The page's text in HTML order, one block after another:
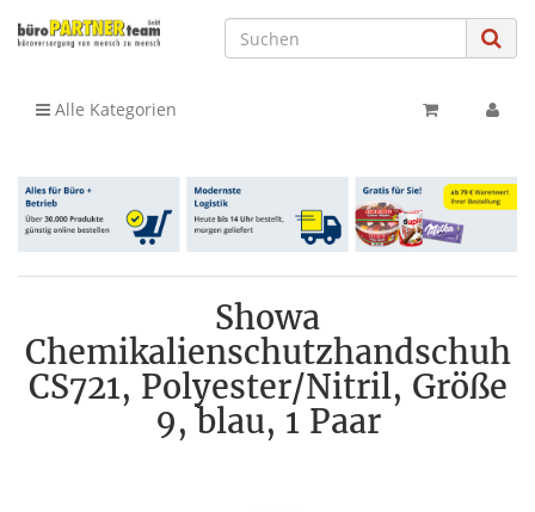
Alle Kategorien
Showa
Chemikalienschutzhandschuh
CS721, Polyester/Nitril, Größe
9, blau, 1 Paar